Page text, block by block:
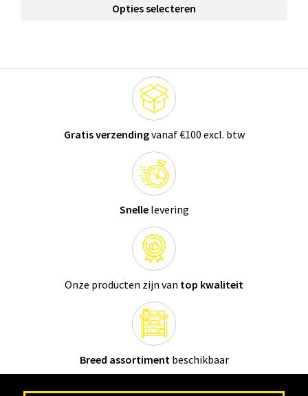
Opties selecteren
Gratis verzendingvanaf €100 excl. btw
Snellelevering
Onze producten zijn van top kwaliteit
Breed assortiment beschikbaar